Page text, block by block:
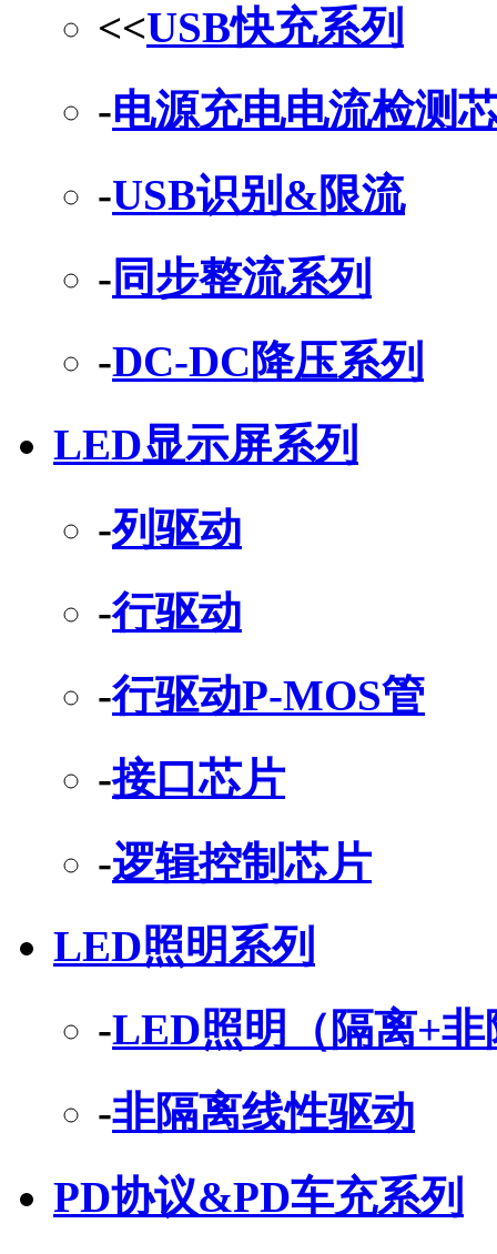
<<USB快充系列
-电源充电电流检测
-USB识别&限流
- 同步整流系列
-DC-DC降压系列
LED显示屏系列
-列驱动
-行驱动
-行驱动P-MOS管
-接口芯片
-逻辑控制芯片
LED照明系列
-LED照明（隔离+非
-非隔离线性驱动
PD协议&PD车充系列